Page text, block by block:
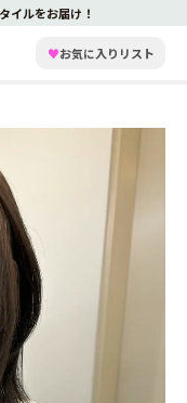
イルをお届け！
♥お気に入りリスト